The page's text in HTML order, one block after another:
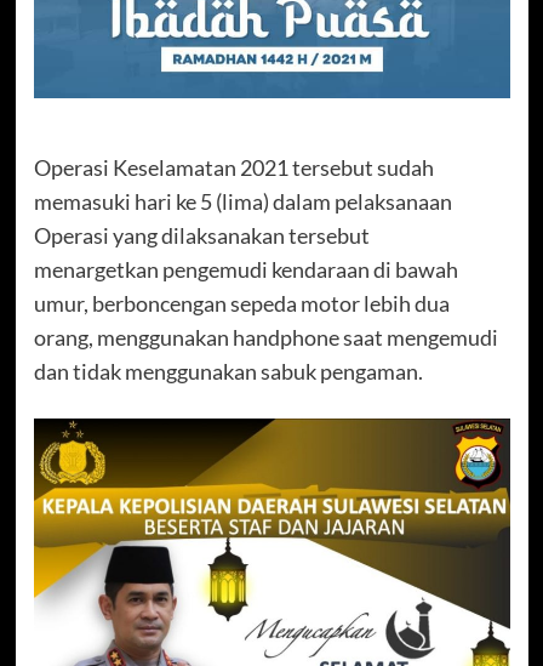
Operasi Keselamatan 2021 tersebut sudah
memasuki hari ke 5 (lima) dalam pelaksanaan
Operasi yang dilaksanakan tersebut
menargetkan pengemudi kendaraan di bawah
umur, berboncengan sepeda motor lebih dua
orang, menggunakan handphone saat mengemudi
dan tidak menggunakan sabuk pengaman.